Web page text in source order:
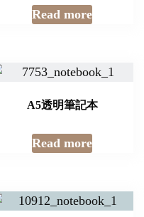
Read more
A5透明筆記本
Read more